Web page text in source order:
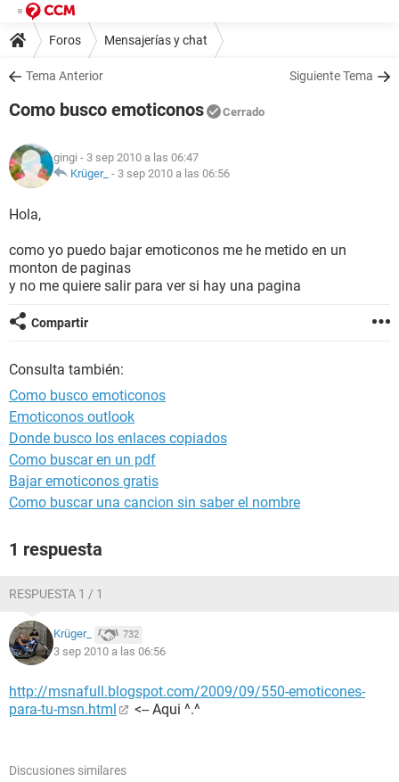
Foros Mensajerías y chat
Tema Anterior Siguiente Tema
Como busco emoticonos Cerrado
gingi - 3 sep 2010 a las 06:47
Krüger_ - 3 sep 2010 a las 06:56
Hola,
como yo puedo bajar emoticonos me he metido en un
monton de paginas
y no me quiere salir para ver si hay una pagina
Compartir
Consulta también:
Como busco emoticonos
Emoticonos outlook
Donde busco los enlaces copiados
Como buscar en un pdf
Bajar emoticonos gratis
Como buscar una cancion sin saber el nombre
1 respuesta
RESPUESTA 1 / 1
Krüger_ 732
3 sep 2010 a las 06:56
http://msnafull.blogspot.com/2009/09/550-emoticones-
para-tu-msn.html
<-- Aqui ^.^
Discusiones similares